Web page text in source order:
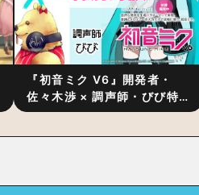
『初音ミク V6』開発者・
佐々木渉 × 調声師・びび特
別対談 〜豊かな歌声表現の